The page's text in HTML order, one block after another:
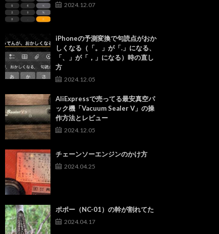
2024.12.07
iPhoneの予測変換で句読点がおか
しくなる（「。」が「.」になる、
「、」が「，」になる）時の直し
方
2024.12.05
AliExpressで売ってる最安真空パ
ック機「Vacuum Sealer V」の操
作方法とレビュー
2024.12.05
チェーンソーエンジンのかけ方
2024.04.25
ポポー（NC-01）の幹が割れてた
2024.04.17